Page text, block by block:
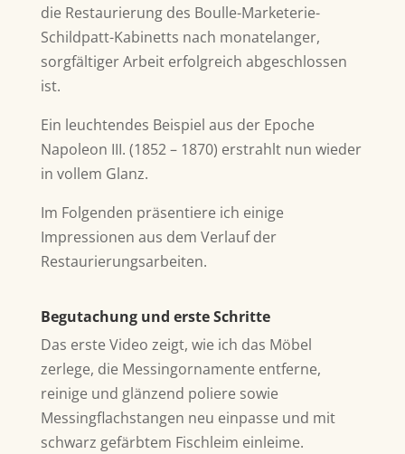
die Restaurierung des Boulle-Marketerie-
Schildpatt-Kabinetts nach monatelanger,
sorgfältiger Arbeit erfolgreich abgeschlossen
ist.
Ein leuchtendes Beispiel aus der Epoche
Napoleon III. (1852 – 1870) erstrahlt nun wieder
in vollem Glanz.
Im Folgenden präsentiere ich einige
Impressionen aus dem Verlauf der
Restaurierungsarbeiten.
Begutachung und erste Schritte
Das erste Video zeigt, wie ich das Möbel
zerlege, die Messingornamente entferne,
reinige und glänzend poliere sowie
Messingflachstangen neu einpasse und mit
schwarz gefärbtem Fischleim einleime.